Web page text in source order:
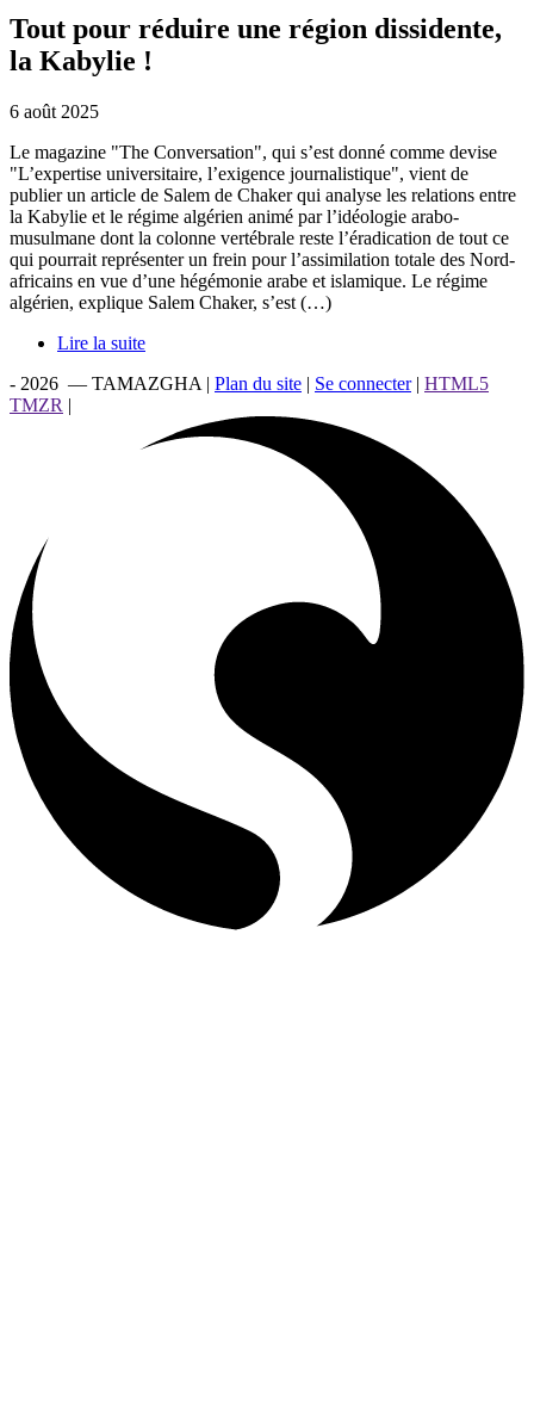
Tout pour réduire une région dissidente,
la Kabylie !
6 août 2025
Le magazine "The Conversation", qui s’est donné comme devise
"L’expertise universitaire, l’exigence journalistique", vient de
publier un article de Salem de Chaker qui analyse les relations entre
la Kabylie et le régime algérien animé par l’idéologie arabo-
musulmane dont la colonne vertébrale reste l’éradication de tout ce
qui pourrait représenter un frein pour l’assimilation totale des Nord-
africains en vue d’une hégémonie arabe et islamique. Le régime
algérien, explique Salem Chaker, s’est (…)
Lire la suite
- 2026 — TAMAZGHA | Plan du site | Se connecter| HTML5
TMZR |